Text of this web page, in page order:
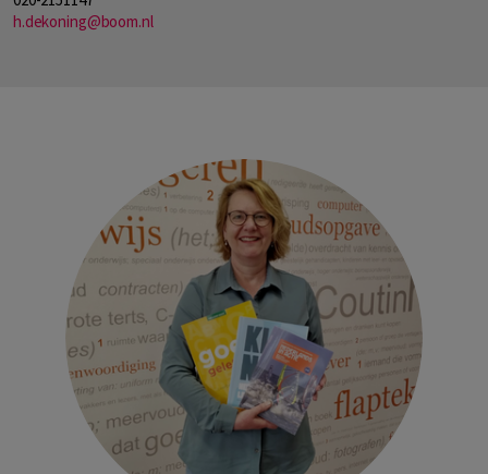
h.dekoning@boom.nl